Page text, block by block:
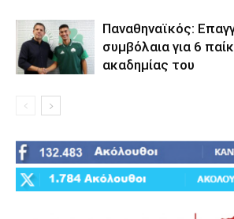
Παναθηναϊκός:
συμβόλαια για 6
ακαδημίας του